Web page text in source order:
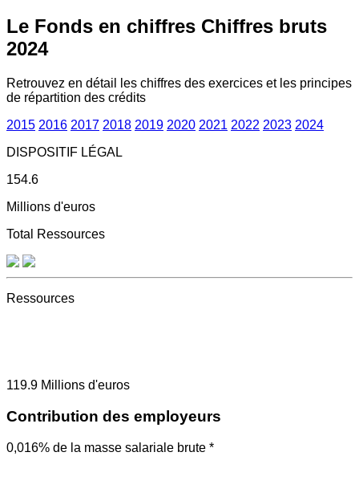
Le Fonds en chiffres Chiffres bruts
2024
Retrouvez en détail les chiffres des exercices et les principes
de répartition des crédits
2015 2016 2017 2018 2019 2020 2021 2022 2023 2024
DISPOSITIF LÉGAL
154.6
Millions d'euros
Total Ressources
Ressources
119.9 Millions d'euros
Contribution des employeurs
0,016% de la masse salariale brute *